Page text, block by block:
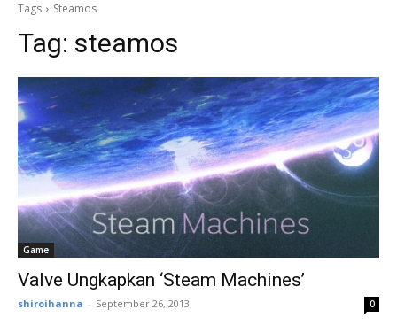
Tags Steamos
Tag: steamos
Game
Valve Ungkapkan ‘Steam Machines’
shiroihanna - September 26, 2013 0